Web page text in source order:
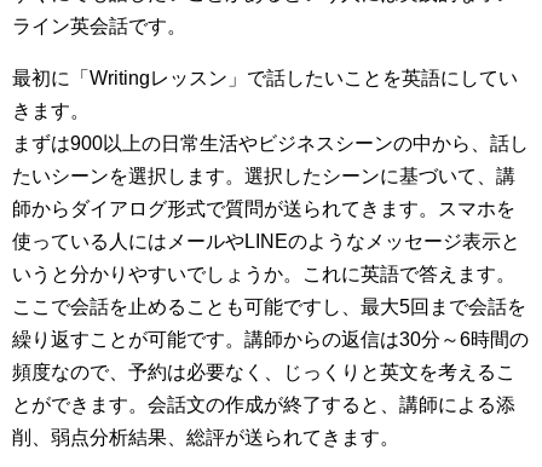
ライン英会話です。
最初に「Writingレッスン」で話したいことを英語にしてい
きます。
まずは900以上の日常生活やビジネスシーンの中から、話し
たいシーンを選択します。選択したシーンに基づいて、講
師からダイアログ形式で質問が送られてきます。スマホを
使っている人にはメールやLINEのようなメッセージ表示と
いうと分かりやすいでしょうか。これに英語で答えます。
ここで会話を止めることも可能ですし、最大5回まで会話を
繰り返すことが可能です。講師からの返信は30分～6時間の
頻度なので、予約は必要なく、じっくりと英文を考えるこ
とができます。会話文の作成が終了すると、講師による添
削、弱点分析結果、総評が送られてきます。